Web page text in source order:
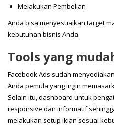
Melakukan Pembelian
Anda bisa menyesuaikan target
kebutuhan bisnis Anda.
Tools yang
Facebook Ads sudah menyediakan
Anda pemula yang ingin
Selain itu, dashboard untuk
responsive dan informatif
melakukan setup iklan sesuai